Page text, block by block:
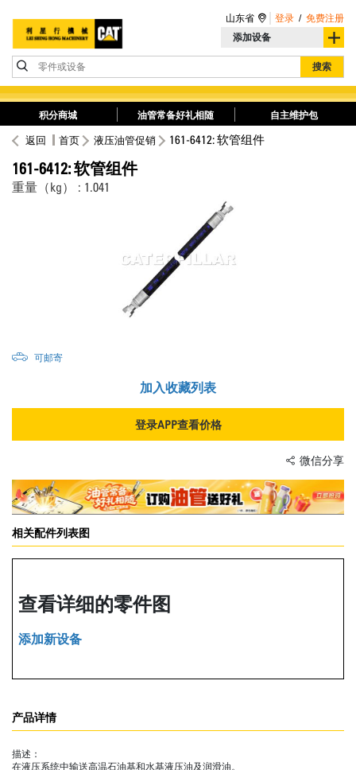
添加设备
零件或设备 搜索
山东省 登录 / 免费注册
积分商城 油管常备好礼相随 自主维护包
返回 首页 液压油管促销 161-6412: 软管组件
161-6412: 软管组件
重量（kg） : 1.041
可邮寄
加入收藏列表
登录APP查看价格
微信分享
相关配件列表图
查看详细的零件图
添加新设备
产品详情
描述：
在液压系统中输送高温石油基和水基液压油及润滑油。